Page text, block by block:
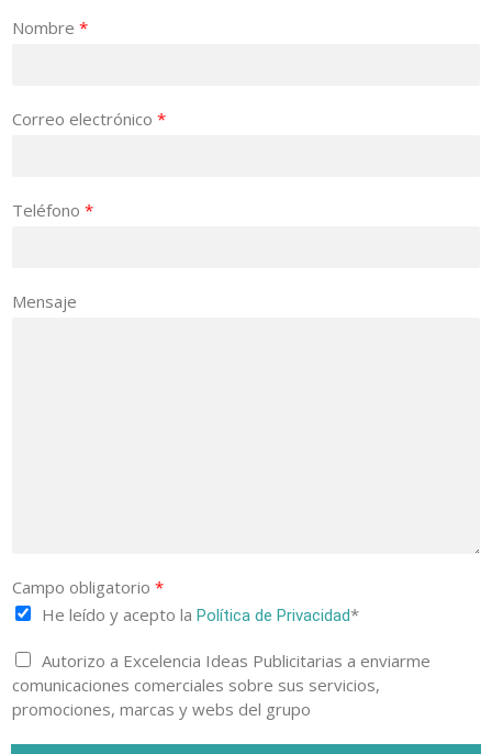
Nombre *
Correo electrónico *
Teléfono *
Mensaje
Campo obligatorio *
He leído y acepto la Política de Privacidad*
Autorizo a Excelencia Ideas Publicitarias a enviarme
comunicaciones comerciales sobre sus servicios,
promociones, marcas y webs del grupo